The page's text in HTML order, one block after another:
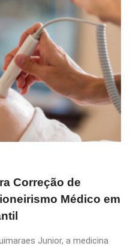
Correção de
Médico em
Junior, a medicina